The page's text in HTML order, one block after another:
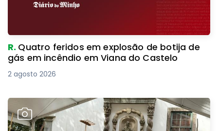
R. Quatro feridos em explosão de botija de
gás em incêndio em Viana do Castelo
2 agosto 2026